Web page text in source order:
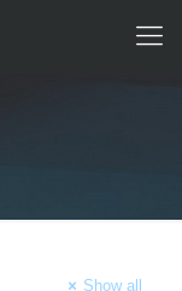
Show all